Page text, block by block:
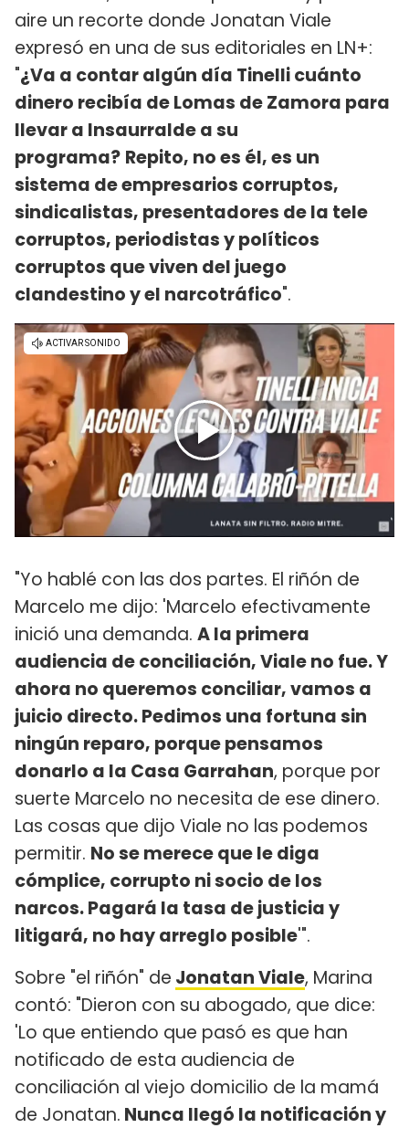
aire un recorte donde Jonatan Viale
expresó en una de sus editoriales en LN+:
"¿Va a contar algún día Tinelli cuánto
dinero recibía de Lomas de Zamora para
llevar a Insaurralde a su
programa? Repito, no es él, es un
sistema de empresarios corruptos,
sindicalistas, presentadores de la tele
corruptos, periodistas y políticos
corruptos que viven del juego
clandestino y el narcotráfico".
"Yo hablé con las dos partes. El riñón de
Marcelo me dijo: 'Marcelo efectivamente
inició una demanda. A la primera
audiencia de conciliación, Viale no fue. Y
ahora no queremos conciliar, vamos a
juicio directo. Pedimos una fortuna sin
ningún reparo, porque pensamos
donarlo a la Casa Garrahan, porque por
suerte Marcelo no necesita de ese dinero.
Las cosas que dijo Viale no las podemos
permitir. No se merece que le diga
cómplice, corrupto ni socio de los
narcos. Pagará la tasa de justicia y
litigará, no hay arreglo posible'".
Sobre "el riñón" de Jonatan Viale, Marina
contó: "Dieron con su abogado, que dice:
'Lo que entiendo que pasó es que han
notificado de esta audiencia de
conciliación al viejo domicilio de la mamá
de Jonatan. Nunca llegó la notificación y